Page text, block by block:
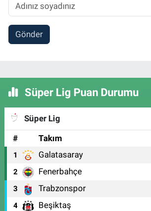
Gönder
Süper Lig Puan Durumu
Süper Lig
#
Takım
1 Galatasaray
2 Fenerbahçe
3 Trabzonspor
4 Beşiktaş